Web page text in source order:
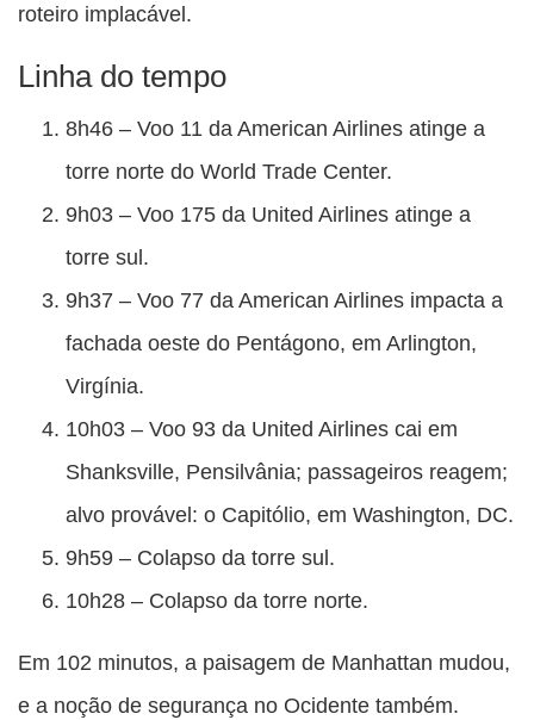
roteiro implacável.
Linha do tempo
8h46 – Voo 11 da American Airlines atinge a
torre norte do World Trade Center.
9h03 – Voo 175 da United Airlines atinge a
torre sul.
9h37 – Voo 77 da American Airlines impacta a
fachada oeste do Pentágono, em Arlington,
Virgínia.
10h03 – Voo 93 da United Airlines cai em
Shanksville, Pensilvânia; passageiros reagem;
alvo provável: o Capitólio, em Washington, DC.
9h59 – Colapso da torre sul.
10h28 – Colapso da torre norte.
Em 102 minutos, a paisagem de Manhattan mudou,
e a noção de segurança no Ocidente também.